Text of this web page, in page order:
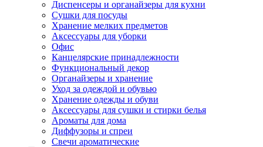
Диспенсеры и органайзеры для кухни
Сушки для посуды
Хранение мелких предметов
Аксессуары для уборки
Офис
Канцелярские принадлежности
Функциональный декор
Органайзеры и хранение
Уход за одеждой и обувью
Хранение одежды и обуви
Аксессуары для сушки и стирки белья
Ароматы для дома
Диффузоры и спреи
Свечи ароматические